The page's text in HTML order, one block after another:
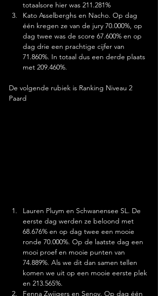
totaalsore hier was 211.281%
Kato Asselberghs en Nacho. Op dag
één kregen ze van de jury 70.000%, op
dag twee was de score 67.600% en op
dag drie een prachtige cijfer van
71.860%. In totaal dus een derde plaats
met 209.460%.
De volgende rubiek is Ranking Niveau 2
Paard
Lauren Pluym en Schwanensee SL. De
eerste dag werden ze beloond met
68.676% en op dag twee een mooie
ronde 70.000%. Op de laatste dag een
mooi proef en mooie punten van
74.889%. Als we dit dan samen tellen
komen we uit op een mooie eerste plek
en 213.565%.
Fenna Zwijgers en Senoy. Op dag één